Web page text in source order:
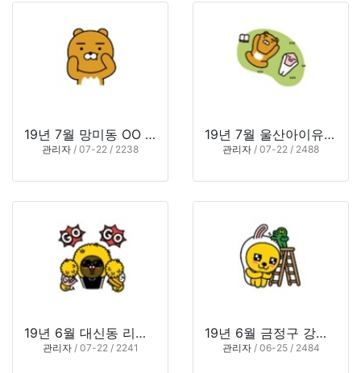
19년 7월 망미동 OO 의원
관리자 / 07-22 / 2238
19년 7월 울산아이유 치과
관리자 / 07-22 / 2488
19년 6월 대신동 리더스 치과
관리자/ 07-22 / 2241
19년 6월 금정구 강샘 온가족 의원
관리자/ 06-25 / 2484